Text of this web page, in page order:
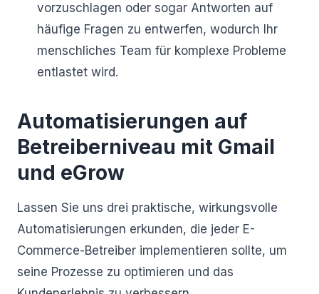
vorzuschlagen oder sogar Antworten auf
häufige Fragen zu entwerfen, wodurch Ihr
menschliches Team für komplexe Probleme
entlastet wird.
Automatisierungen auf
Betreiberniveau mit Gmail
und eGrow
Lassen Sie uns drei praktische, wirkungsvolle
Automatisierungen erkunden, die jeder E-
Commerce-Betreiber implementieren sollte, um
seine Prozesse zu optimieren und das